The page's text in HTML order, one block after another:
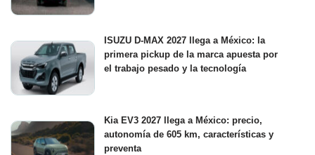
ISUZU D-MAX 2027 llega a México: la
primera pickup de la marca apuesta por
el trabajo pesado y la tecnología
Kia EV3 2027 llega a México: precio,
autonomía de 605 km, características y
preventa